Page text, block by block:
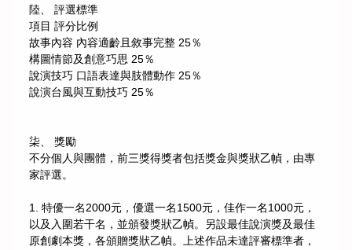
陸、 評選標準
項目 評分比例
故事內容 內容適齡且敘事完整 25％
構圖情節及創意巧思 25％
說演技巧 口語表達與肢體動作 25％
說演台風與互動技巧 25％
柒、 獎勵
不分個人與團體，前三獎得獎者包括獎金與獎狀乙幀，由專
家評選。
1. 特優一名2000元，優選一名1500元，佳作一名1000元，
以及入圍若干名，並頒發獎狀乙幀。另設最佳說演獎及最佳
原創劇本獎，各頒贈獎狀乙幀。上述作品未達評審標準者，